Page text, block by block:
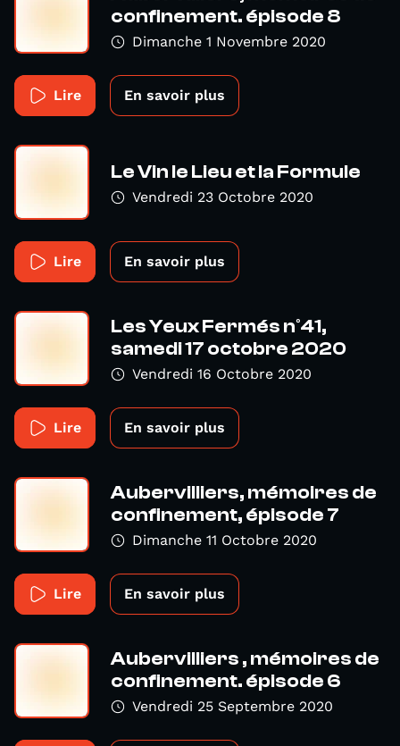
confinement. épisode 8
Dimanche 1 Novembre 2020
Lire En savoir plus
Le Vin le Lieu et la Formule
Vendredi 23 Octobre 2020
Lire En savoir plus
Les Yeux Fermés n°41,
samedi 17 octobre 2020
Vendredi 16 Octobre 2020
Lire En savoir plus
Aubervilliers, mémoires de
confinement, épisode 7
Dimanche 11 Octobre 2020
Lire En savoir plus
Aubervilliers , mémoires de
confinement. épisode 6
Vendredi 25 Septembre 2020